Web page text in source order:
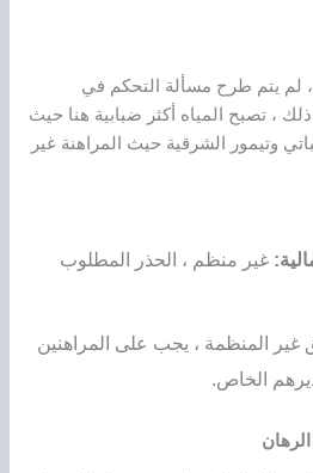
لم يتم طرح مسألة التحكم في
ذلك ، تصبح المياه أكثر ضبابية هنا حيث
وتيمور الشرقية حيث المراهنة غير
غير منظم ، الحذر المطلوب
غير المنظمة ، يجب على المراهنين
الخاص.